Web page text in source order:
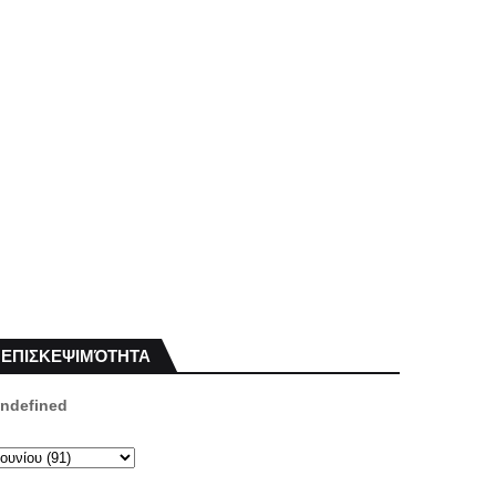
ΕΠΙΣΚΕΨΙΜΌΤΗΤΑ
ndefined